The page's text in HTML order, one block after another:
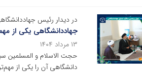
در دیدار رئیس
جهاددانشگاهی یکی از
۱۳ مرداد ۱۴۰۴
حجت الاسلام و المسلمین
دانشگاهی آن را یکی از